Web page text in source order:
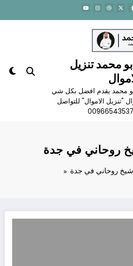
محمد تنزيل
محمد يقدم افضل بكل شي
"تنزيل الاموال" للتواصل
روحاني في جدة
شيخ روحاني في جدة